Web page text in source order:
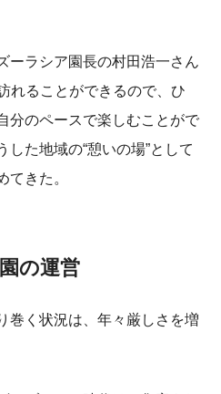
ーラシア園長の村田浩一さん
れることができるので、ひ
分のペースで楽しむことがで
した地域の“憩いの場”として
てきた。
の運営
巻く状況は、年々厳しさを増